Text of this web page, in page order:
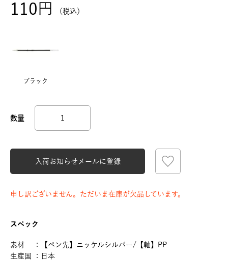
110 税込
ブラック
入荷お知らせメールに登録
申し訳ございません。ただいま在庫が欠品しています。
スペック
素材 ：【ペン先】ニッケルシルバー/【軸】PP
生産国 ：日本